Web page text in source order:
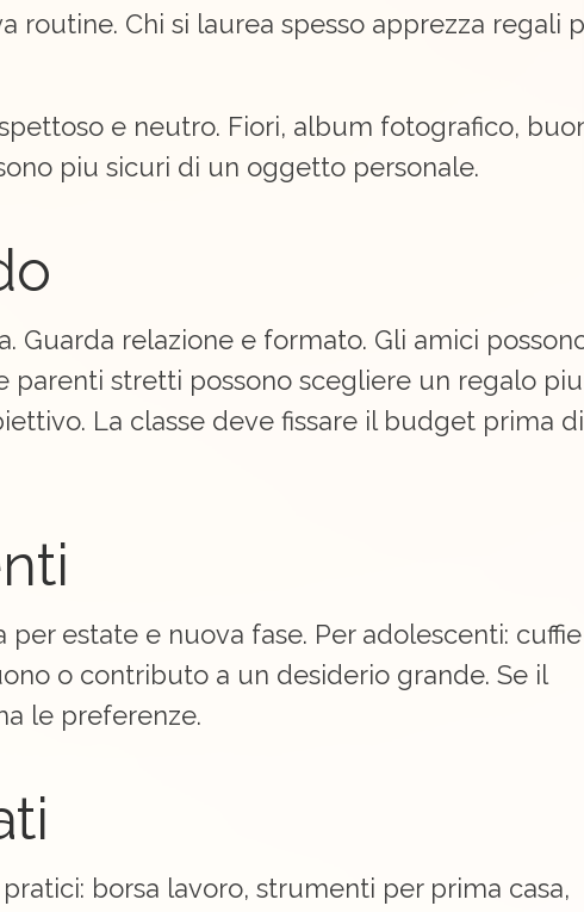
routine. Chi si laurea spesso apprezza regali
e neutro. Fiori, album fotografico,
piu sicuri di un oggetto personale.
Guarda relazione e formato. Gli amici
parenti stretti possono scegliere un regalo piu
La classe deve fissare il budget prima di
estate e nuova fase. Per adolescenti:
o contributo a un desiderio grande. Se il
le preferenze.
borsa lavoro, strumenti per prima casa,